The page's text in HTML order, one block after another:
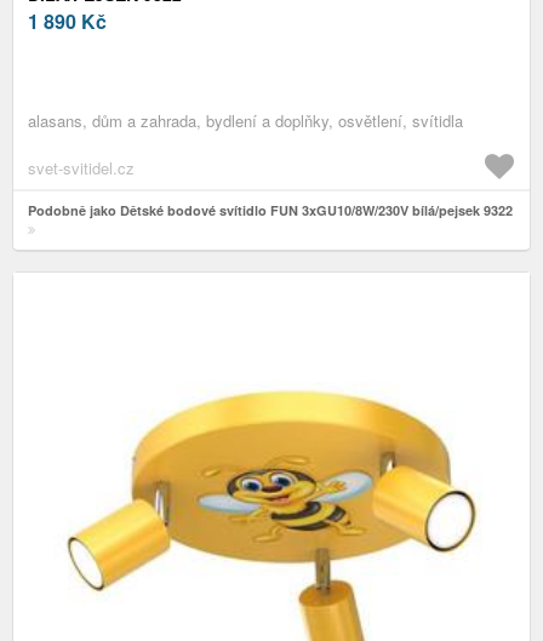
1 890 Kč
alasans, dům a zahrada, bydlení a doplňky, osvětlení, svítidla
svet-svitidel.cz
Podobně jako Dětské bodové svítidlo FUN 3xGU10/8W/230V bílá/pejsek 9322